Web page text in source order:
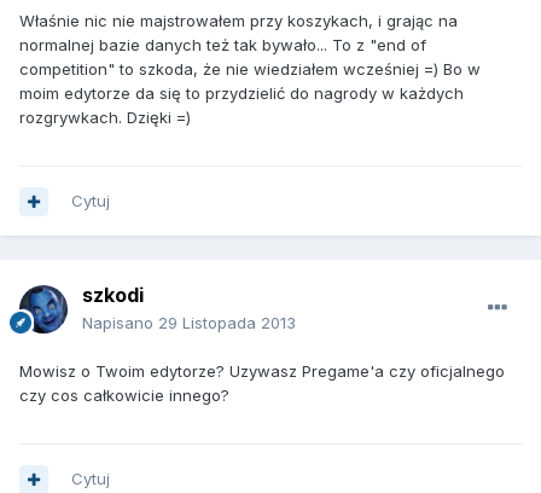
Właśnie nic nie majstrowałem przy koszykach, i grając na
normalnej bazie danych też tak bywało... To z "end of
competition" to szkoda, że nie wiedziałem wcześniej =) Bo w
moim edytorze da się to przydzielić do nagrody w każdych
rozgrywkach. Dzięki =)
Cytuj
szkodi
Napisano 29 Listopada 2013
Mowisz o Twoim edytorze? Uzywasz Pregame'a czy oficjalnego
czy cos całkowicie innego?
Cytuj